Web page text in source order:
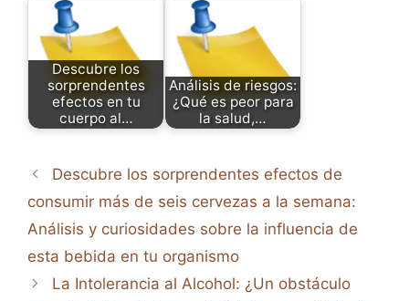
Descubre los
sorprendentes
efectos en tu
cuerpo al…
Análisis de riesgos:
¿Qué es peor para
la salud,…
Descubre los sorprendentes efectos de
consumir más de seis cervezas a la semana:
Análisis y curiosidades sobre la influencia de
esta bebida en tu organismo
La Intolerancia al Alcohol: ¿Un obstáculo